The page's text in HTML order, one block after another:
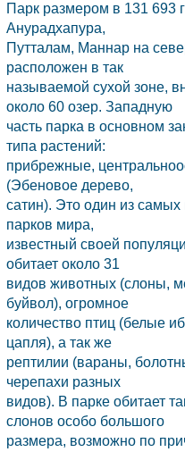
Парк размером в 131 693
Анурадхапура,
Путталам, Маннар на
расположен в так
называемой сухой зоне,
около 60 озер. Западную
часть парка в основном
типа растений:
прибрежные,
(Эбеновое дерево,
сатин). Это один из
парков мира,
известный своей
обитает около 31
видов животных (слоны,
буйвол), огромное
количество птиц (белые
цапля), а так же
рептилии (вараны,
черепахи разных
видов). В парке обитает
слонов особо большого
размера, возможно по